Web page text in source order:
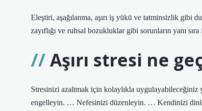
Eleştiri, aşağılanma, aşırı iş yükü ve tatminsizlik gibi
zayıflığı ve ruhsal bozukluklar gibi sorunların yanı
Aşırı stresi ne
Stresinizi azaltmak için kolaylıkla
engelleyin. … Nefesinizi düzenleyin. … Kendinizi